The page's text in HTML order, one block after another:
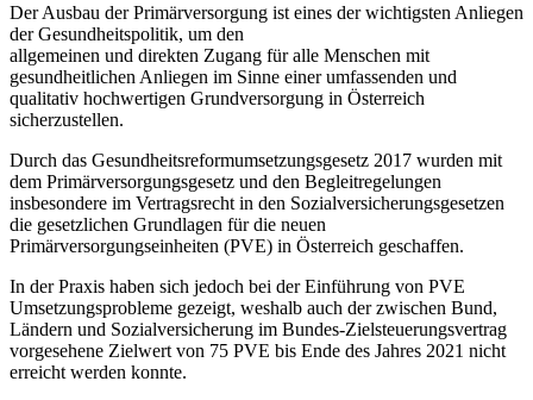
Der Ausbau der Primärversorgung ist eines der wichtigsten Anliegen
der Gesundheitspolitik, um den
allgemeinen und direkten Zugang für alle Menschen mit
gesundheitlichen Anliegen im Sinne einer umfassenden und
qualitativ hochwertigen Grundversorgung in Österreich
sicherzustellen.
Durch das Gesundheitsreformumsetzungsgesetz 2017 wurden mit
dem Primärversorgungsgesetz und den Begleitregelungen
insbesondere im Vertragsrecht in den Sozialversicherungsgesetzen
die gesetzlichen Grundlagen für die neuen
Primärversorgungseinheiten (PVE) in Österreich geschaffen.
In der Praxis haben sich jedoch bei der Einführung von PVE
Umsetzungsprobleme gezeigt, weshalb auch der zwischen Bund,
Ländern und Sozialversicherung im Bundes-Zielsteuerungsvertrag
vorgesehene Zielwert von 75 PVE bis Ende des Jahres 2021 nicht
erreicht werden konnte.